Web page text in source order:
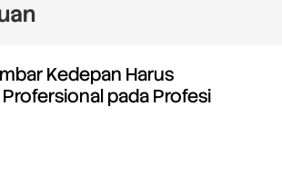
Kedepan Harus
pada Profesi